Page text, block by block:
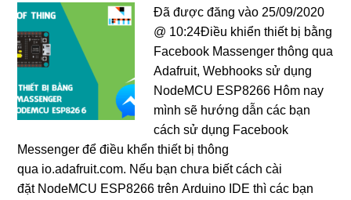
Đã được đăng vào 25/09/2020
@ 10:24Điều khiển thiết bị bằng
Facebook Massenger thông qua
Adafruit, Webhooks sử dụng
NodeMCU ESP8266 Hôm nay
mình sẽ hướng dẫn các bạn
cách sử dụng Facebook
Messenger để điều khển thiết bị thông
qua io.adafruit.com. Nếu bạn chưa biết cách cài
đặt NodeMCU ESP8266 trên Arduino IDE thì các bạn